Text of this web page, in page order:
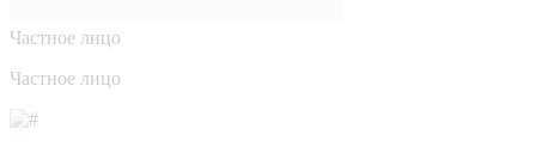
Частное лицо
Частное лицо